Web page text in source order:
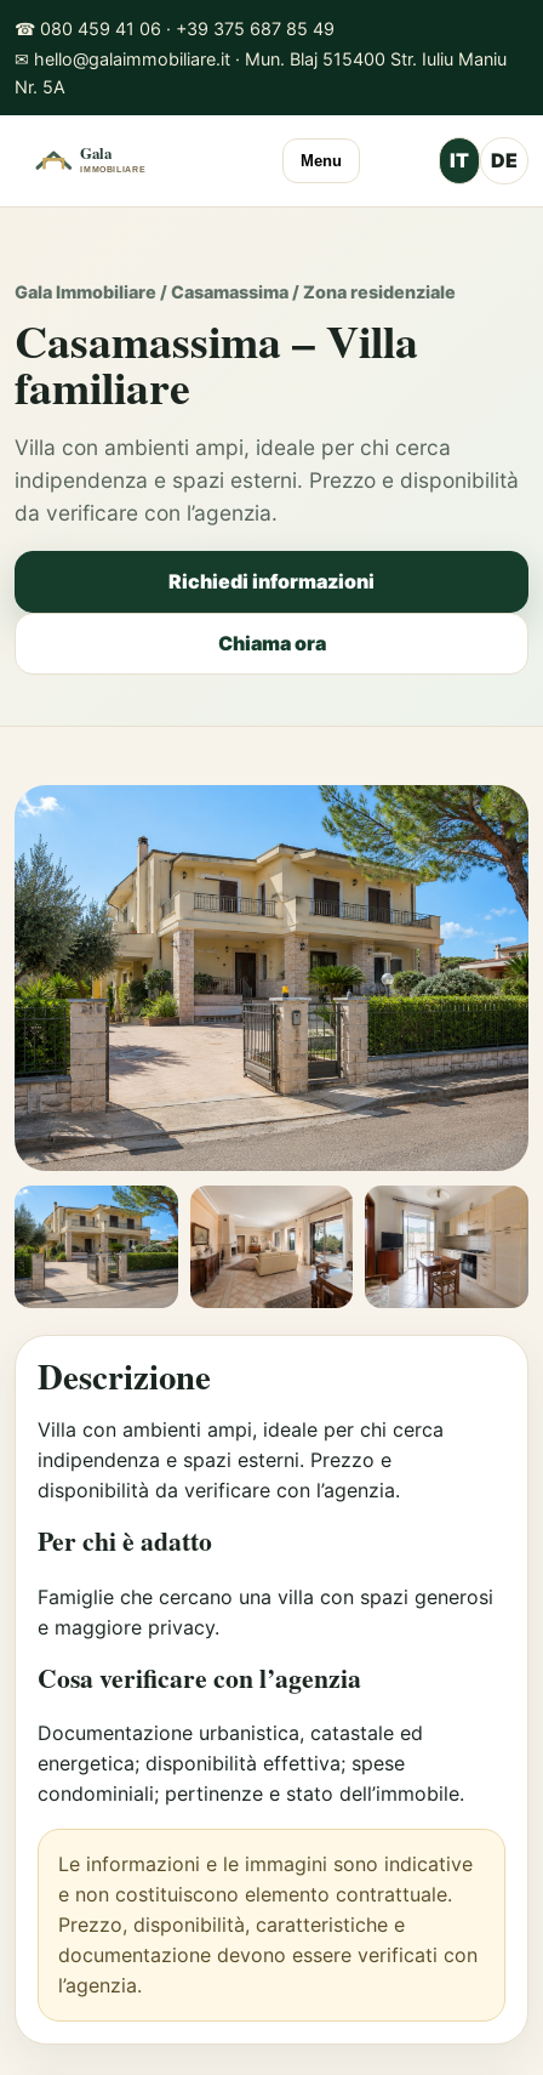
☎ 080 459 41 06 · +39 375 687 85 49
✉ hello@galaimmobiliare.it · Mun. Blaj 515400 Str. Iuliu Maniu
Nr. 5A
Menu IT DE
Gala Immobiliare / Casamassima / Zona residenziale
Casamassima – Villa
familiare
Villa con ambienti ampi, ideale per chi cerca
indipendenza e spazi esterni. Prezzo e disponibilità
da verificare con l’agenzia.
Richiedi informazioni
Chiama ora
Descrizione
Villa con ambienti ampi, ideale per chi cerca
indipendenza e spazi esterni. Prezzo e
disponibilità da verificare con l’agenzia.
Per chi è adatto
Famiglie che cercano una villa con spazi generosi
e maggiore privacy.
Cosa verificare con l’agenzia
Documentazione urbanistica, catastale ed
energetica; disponibilità effettiva; spese
condominiali; pertinenze e stato dell’immobile.
Le informazioni e le immagini sono indicative
e non costituiscono elemento contrattuale.
Prezzo, disponibilità, caratteristiche e
documentazione devono essere verificati con
l’agenzia.